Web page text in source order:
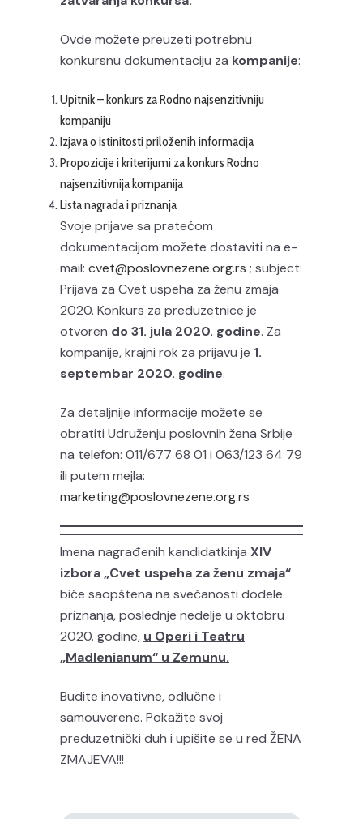
Ovde možete preuzeti potrebnu
konkursnu dokumentaciju za kompanije:
Upitnik – konkurs za Rodno najsenzitivniju
kompaniju
Izjava o istinitosti priloženih informacija
Propozicije i kriterijumi za konkurs Rodno
najsenzitivnija kompanija
Lista nagrada i priznanja
Svoje prijave sa pratećom
dokumentacijom možete dostaviti na e-
mail: cvet@poslovnezene.org.rs ; subject:
Prijava za Cvet uspeha za ženu zmaja
2020. Konkurs za preduzetnice je
otvoren do 31. jula 2020. godine. Za
kompanije, krajni rok za prijavu je 1.
septembar 2020. godine.
Za detaljnije informacije možete se
obratiti Udruženju poslovnih žena Srbije
na telefon: 011/677 68 01 i 063/123 64 79
ili putem mejla:
marketing@poslovnezene.org.rs
Imena nagrađenih kandidatkinja XIV
izbora „Cvet uspeha za ženu zmaja“
biće saopštena na svečanosti dodele
priznanja, poslednje nedelje u oktobru
2020. godine, u Operi i Teatru
„Madlenianum“ u Zemunu.
Budite inovativne, odlučne i
samouverene. Pokažite svoj
preduzetnički duh i upišite se u red ŽENA
ZMAJEVA!!!